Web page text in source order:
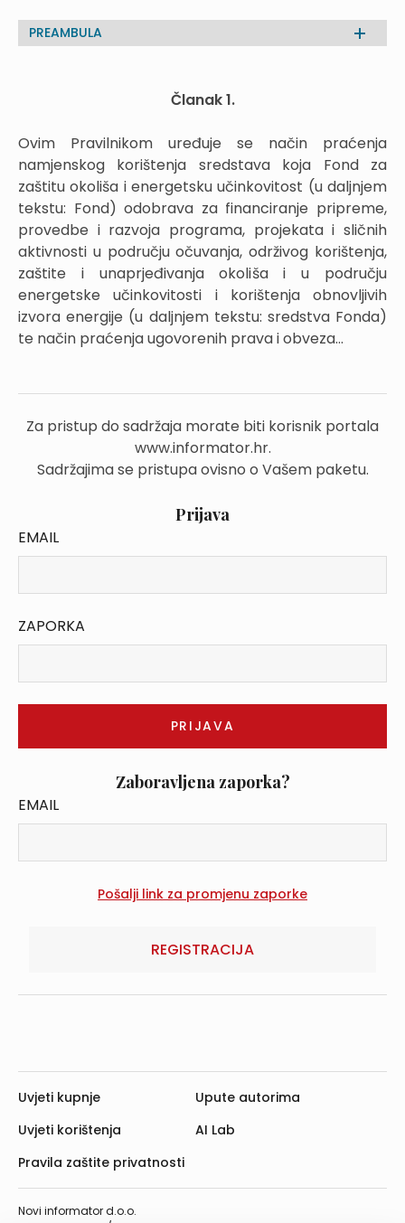
PREAMBULA
Članak 1.
Ovim Pravilnikom uređuje se način praćenja
namjenskog korištenja sredstava koja Fond za
zaštitu okoliša i energetsku učinkovitost (u daljnjem
tekstu: Fond) odobrava za financiranje pripreme,
provedbe i razvoja programa, projekata i sličnih
aktivnosti u području očuvanja, održivog korištenja,
zaštite i unaprjeđivanja okoliša i u području
energetske učinkovitosti i korištenja obnovljivih
izvora energije (u daljnjem tekstu: sredstva Fonda)
te način praćenja ugovorenih prava i obveza...
Za pristup do sadržaja morate biti korisnik portala
www.informator.hr.
Sadržajima se pristupa ovisno o Vašem paketu.
Prijava
EMAIL
ZAPORKA
Zaboravljena zaporka?
EMAIL
REGISTRACIJA
Novi informator d.o.o.
Uvjeti kupnje
Uvjeti korištenja
Pravila zaštite privatnosti
Upute autorima
AI Lab